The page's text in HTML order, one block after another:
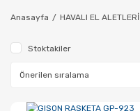
Anasayfa HAVALI EL ALETLERİ
Stoktakiler